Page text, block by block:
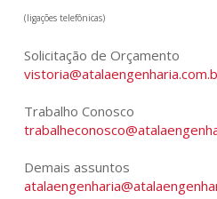
(ligações telefônicas)
Solicitação de Orçamento
Trabalho Conosco
Demais assuntos